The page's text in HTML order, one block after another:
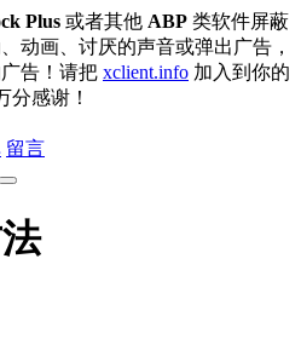
Plus 或者其他 ABP 类软件屏蔽
动画、讨厌的声音或弹出广告，
告！请把 xclient.info 加入到你的
分感谢！
留言